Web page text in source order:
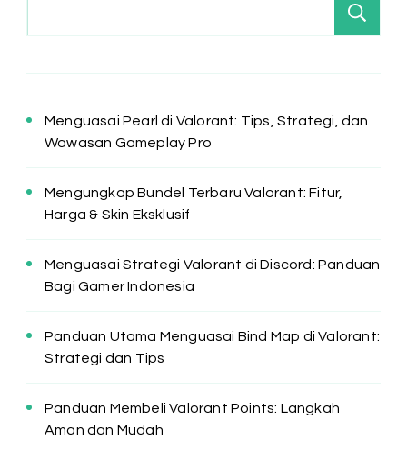
Menguasai Pearl di Valorant: Tips, Strategi, dan
Wawasan Gameplay Pro
Mengungkap Bundel Terbaru Valorant: Fitur,
Harga & Skin Eksklusif
Menguasai Strategi Valorant di Discord: Panduan
Bagi Gamer Indonesia
Panduan Utama Menguasai Bind Map di Valorant:
Strategi dan Tips
Panduan Membeli Valorant Points: Langkah
Aman dan Mudah